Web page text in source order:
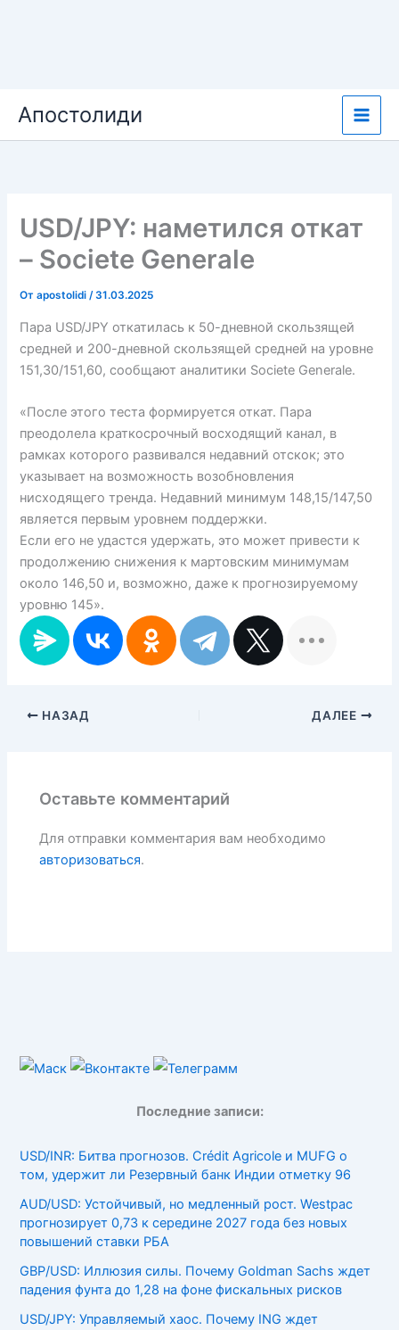
содержимому
Апостолиди
USD/JPY: наметился откат
– Societe Generale
Отapostolidi/31.03.2025
Пара USD/JPY откатилась к 50-дневной скользящей
средней и 200-дневной скользящей средней на уровне
151,30/151,60, сообщают аналитики Societe Generale.
«После этого теста формируется откат. Пара
преодолела краткосрочный восходящий канал, в
рамках которого развивался недавний отскок; это
указывает на возможность возобновления
нисходящего тренда. Недавний минимум 148,15/147,50
является первым уровнем поддержки.
Если его не удастся удержать, это может привести к
продолжению снижения к мартовским минимумам
около 146,50 и, возможно, даже к прогнозируемому
уровню 145».
НАЗАД ДАЛЕЕ
Оставьте комментарий
Для отправки комментария вам необходимо
авторизоваться.
Последние записи:
USD/INR: Битва прогнозов. Crédit Agricole и MUFG о
том, удержит ли Резервный банк Индии отметку 96
AUD/USD: Устойчивый, но медленный рост. Westpac
прогнозирует 0,73 к середине 2027 года без новых
повышений ставки РБА
GBP/USD: Иллюзия силы. Почему Goldman Sachs ждет
падения фунта до 1,28 на фоне фискальных рисков
USD/JPY: Управляемый хаос. Почему ING ждет